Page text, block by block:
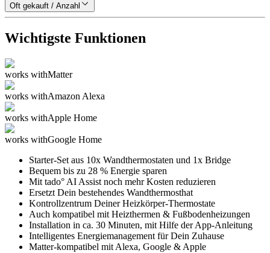
Oft gekauft / Anzahl
Wichtigste Funktionen
works withMatter
works withAmazon Alexa
works withApple Home
works withGoogle Home
Starter-Set aus 10x Wandthermostaten und 1x Bridge
Bequem bis zu 28 % Energie sparen
Mit tado° AI Assist noch mehr Kosten reduzieren
Ersetzt Dein bestehendes Wandthermosthat
Kontrollzentrum Deiner Heizkörper-Thermostate
Auch kompatibel mit Heizthermen & Fußbodenheizungen
Installation in ca. 30 Minuten, mit Hilfe der App-Anleitung
Intelligentes Energiemanagement für Dein Zuhause
Matter-kompatibel mit Alexa, Google & Apple